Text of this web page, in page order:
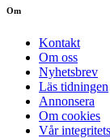
Om
Kontakt
Om oss
Nyhetsbrev
Läs tidningen
Annonsera
Om cookies
Vår